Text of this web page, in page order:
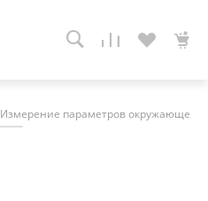
Измерение параметров окружающей